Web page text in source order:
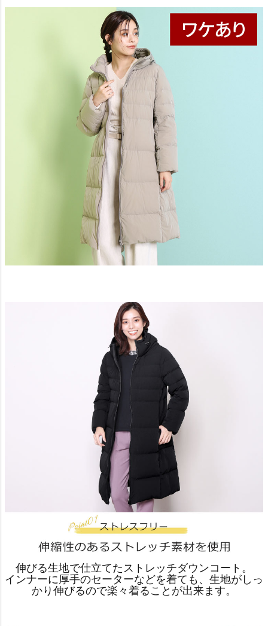
伸びる生地で仕立てたストレッチダウンコート。
インナーに厚手のセーターなどを着ても、生地がしっ
かり伸びるので楽々着ることが出来ます。